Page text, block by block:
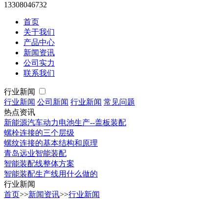
13308046732
首页
关于我们
产品中心
新闻资讯
公司实力
联系我们
行业新闻
行业新闻 公司新闻 行业新闻 常见问题
热点资讯
新能源汽车动力电池生产--盖板装配
螺栓连接的三个层级
螺纹连接的基本结构和原理
青岛远业智能装配
智能装配线整体方案
智能装配生产线用什么做的
行业新闻
首页>>新闻资讯>>行业新闻